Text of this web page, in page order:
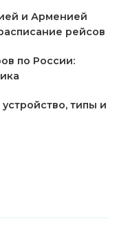
и Арменией
рейсов
по России:
типы и